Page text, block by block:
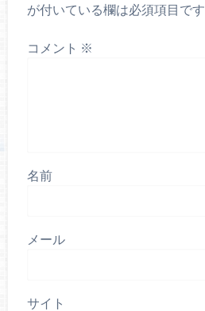
が付いている欄は必須項目です
コメント ※
名前
メール
サイト